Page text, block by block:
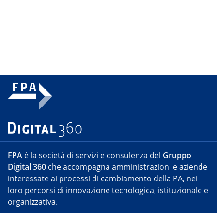
FPA è la società di servizi e consulenza del Gruppo
Digital 360 che accompagna amministrazioni e aziende
interessate ai processi di cambiamento della PA, nei
loro percorsi di innovazione tecnologica, istituzionale e
organizzativa.